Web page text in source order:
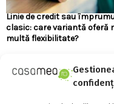
Linie de credit sau
clasic: care variantă oferă
multă flexibilitate?
URMARESTE-NE PE